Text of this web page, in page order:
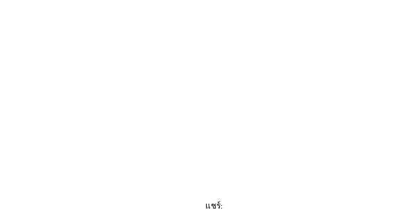
แชร์: